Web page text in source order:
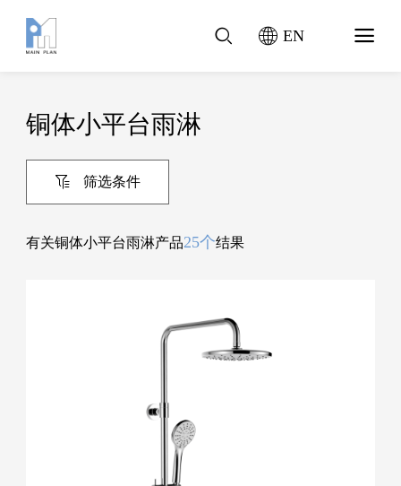
EN
铜体小平台雨淋
筛选条件
有关铜体小平台雨淋产品25个结果